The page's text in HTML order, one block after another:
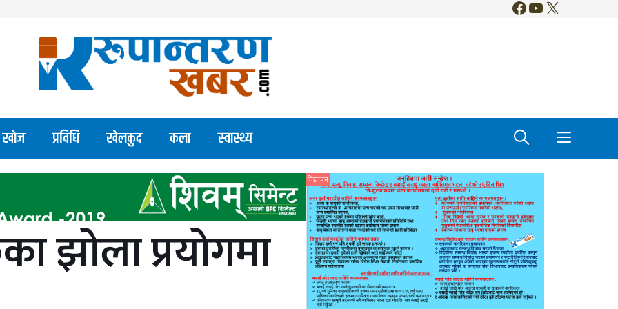
Facebook
YouTube
X
खाेज प्रविधि खेलकुद कला स्वास्थ्य
झोला प्रयोगमा
विज्ञापन